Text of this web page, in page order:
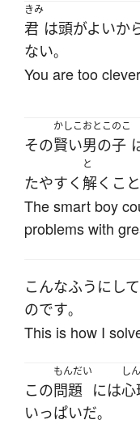
きみ
君 は頭がよいか
ない。
You are too
その
かしこ
賢い
おとこのこ
男の子
たやすく
と
解く こ
The smart boy
problems with
こんなふうに して
のです。
This is how I
この
もんだい
問題 には
し
心
いっぱいだ。